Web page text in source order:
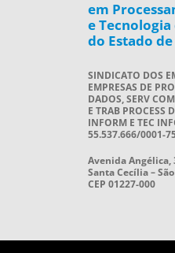
em
e
do Estado
SINDICATO DOS
EMPRESAS DE
DADOS, SERV
E TRAB PROCESS
INFORM E TEC
55.537.666/0001-
Avenida Angélica,
Santa Cecília –
CEP 01227-000